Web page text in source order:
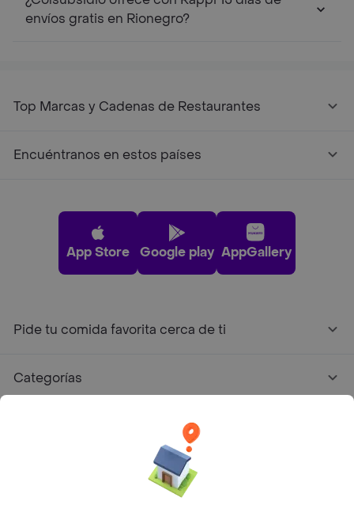
envíos gratis en Rionegro?
Top Marcas y Cadenas de Restaurantes
Encuéntranos en estos países
App Store Google play AppGallery
Pide tu comida favorita cerca de ti
Categorías